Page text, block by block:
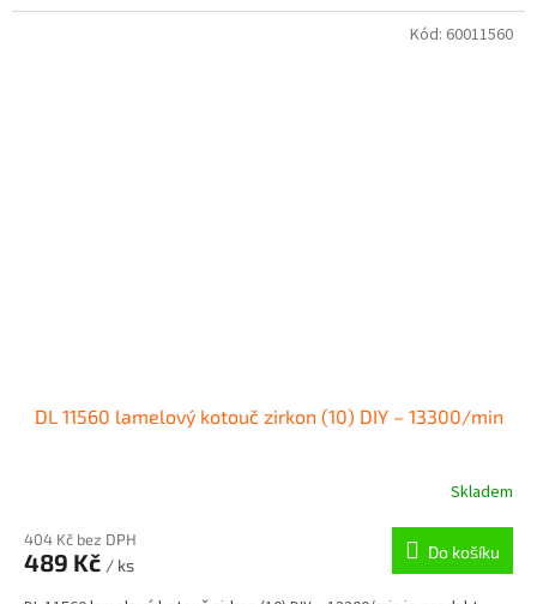
DL 11560 lamelový kotouč zirkon (10) DIY – 13300/min
Skladem
404 Kč bez DPH
489 Kč / ks
Do košíku
Kód: 60011560